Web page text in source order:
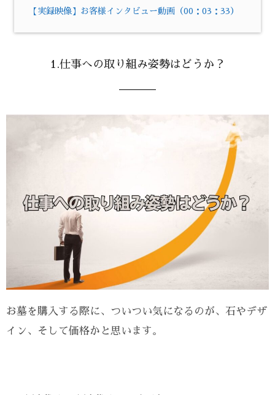
【実録映像】お客様インタビュー動画（00：03：33）
1.仕事への取り組み姿勢はどうか？
お墓を購入する際に、ついつい気になるのが、石やデザ
イン、そして価格かと思います。